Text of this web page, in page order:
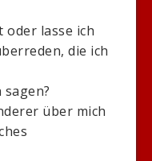
oder lasse ich
die ich
über mich